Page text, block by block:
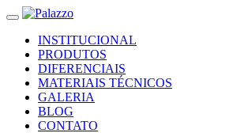
INSTITUCIONAL
PRODUTOS
DIFERENCIAIS
MATERIAIS TÉCNICOS
GALERIA
BLOG
CONTATO